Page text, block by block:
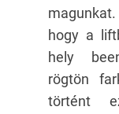
hogy a
hely
rögtön
történt